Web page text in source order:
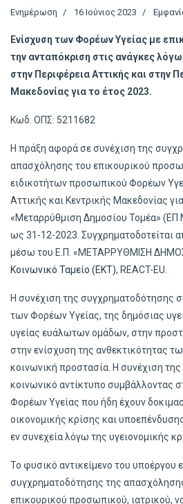
Ενημέρωση 16 Ιούνιος 2023
Ενίσχυση των Φορέων Υγείας με
την ανταπόκριση στις ανάγκες
στην Περιφέρεια Αττικής και στην
Μακεδονίας για το έτος 2023.
Κωδ. ΟΠΣ: 5211682
Η πράξη αφορά σε συνέχιση της
απασχόλησης του επικουρικού
ειδικοτήτων προσωπικού Φορέων
Αττικής και Κεντρικής Μακεδονίας
«Μεταρρύθμιση Δημοσίου Τομέα»
ως 31-12-2023. Συγχρηματοδοτείται
μέσω του Ε.Π. «ΜΕΤΑΡΡΥΘΜΙΣΗ
Κοινωνικό Ταμείο (ΕΚΤ), REACT-EU.
Η συνέχιση της συγχρηματοδότησης
των Φορέων Υγείας, της δημόσιας
υγείας ευάλωτων ομάδων, στην
στην ενίσχυση της ανθεκτικότητας
κοινωνική προστασία. Η συνέχιση
κοινωνικό αντίκτυπο συμβάλλοντας
Φορέων Υγείας που ήδη έχουν
οικονομικής κρίσης και
εν συνεχεία λόγω της υγειονομικής
Το φυσικό αντικείμενο του υποέργου
συγχρηματοδότησης της
επικουρικού προσωπικού, ιατρικού,